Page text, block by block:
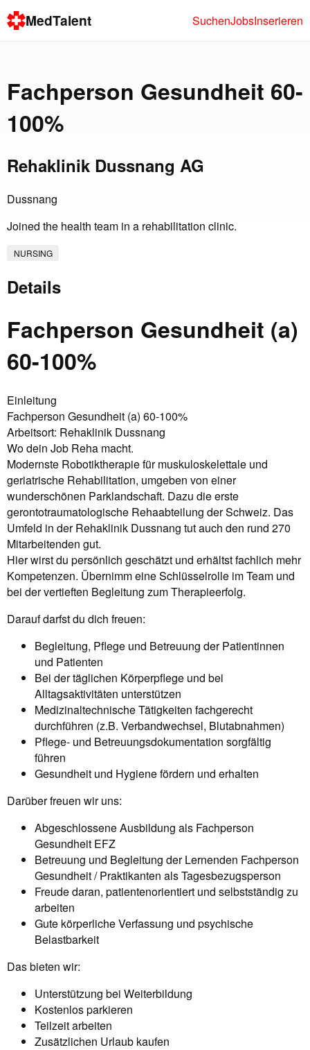
MedTalent SuchenJobsInserieren
Fachperson Gesundheit 60-
100%
Rehaklinik Dussnang AG
Dussnang
Joined the health team in a rehabilitation clinic.
NURSING
Details
Fachperson Gesundheit (a)
60-100%
Einleitung
Fachperson Gesundheit (a) 60-100%
Arbeitsort: Rehaklinik Dussnang
Wo dein Job Reha macht.
Modernste Robotiktherapie für muskuloskelettale und
geriatrische Rehabilitation, umgeben von einer
wunderschönen Parklandschaft. Dazu die erste
gerontotraumatologische Rehaabteilung der Schweiz. Das
Umfeld in der Rehaklinik Dussnang tut auch den rund 270
Mitarbeitenden gut.
Hier wirst du persönlich geschätzt und erhältst fachlich mehr
Kompetenzen. Übernimm eine Schlüsselrolle im Team und
bei der vertieften Begleitung zum Therapieerfolg.
Darauf darfst du dich freuen:
Begleitung, Pflege und Betreuung der Patientinnen
und Patienten
Bei der täglichen Körperpflege und bei
Alltagsaktivitäten unterstützen
Medizinaltechnische Tätigkeiten fachgerecht
durchführen (z.B. Verbandwechsel, Blutabnahmen)
Pflege- und Betreuungsdokumentation sorgfältig
führen
Gesundheit und Hygiene fördern und erhalten
Darüber freuen wir uns:
Abgeschlossene Ausbildung als Fachperson
Gesundheit EFZ
Betreuung und Begleitung der Lernenden Fachperson
Gesundheit / Praktikanten als Tagesbezugsperson
Freude daran, patientenorientiert und selbstständig zu
arbeiten
Gute körperliche Verfassung und psychische
Belastbarkeit
Das bieten wir:
Unterstützung bei Weiterbildung
Kostenlos parkieren
Teilzeit arbeiten
Zusätzlichen Urlaub kaufen